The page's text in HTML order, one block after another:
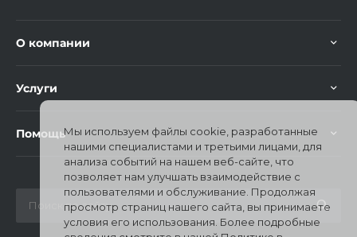
О компании
Услуги
ПомощьМы используем файлы cookie, разработанные
нашими специалистами и третьими лицами, для
анализа событий на нашем веб-сайте, что
позволяет нам улучшать взаимодействие с
пользователями и обслуживание. Продолжая
просмотр страниц нашего сайта, вы принимаете
условия его использования. Более подробные